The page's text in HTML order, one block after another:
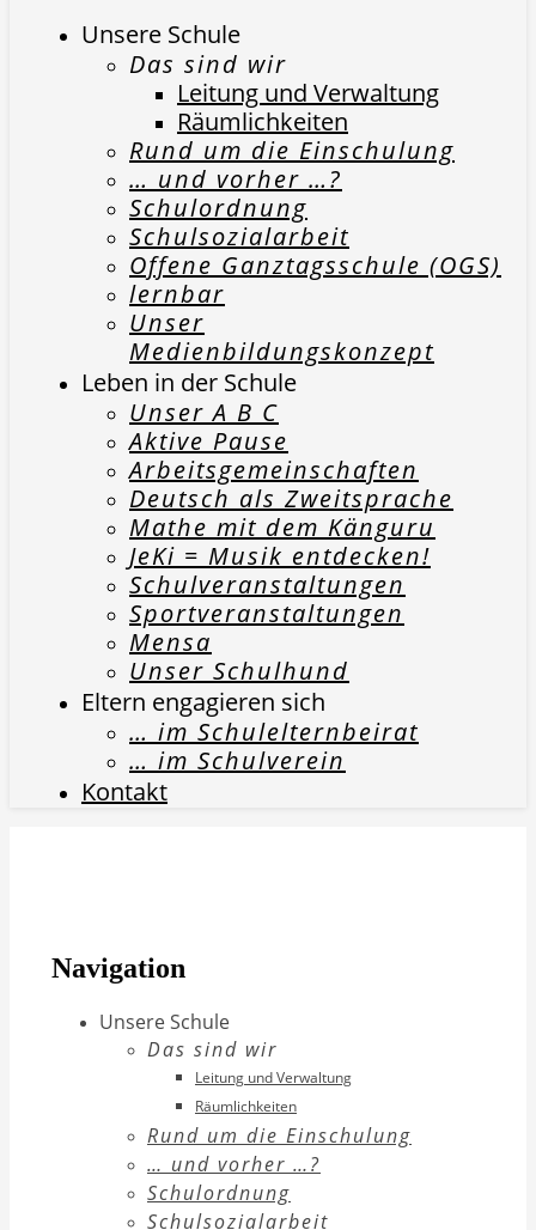
Unsere Schule
Das sind wir
Leitung und Verwaltung
Räumlichkeiten
Rund um die Einschulung
… und vorher …?
Schulordnung
Schulsozialarbeit
Offene Ganztagsschule (OGS)
lernbar
Unser
Medienbildungskonzept
Leben in der Schule
Unser A B C
Aktive Pause
Arbeitsgemeinschaften
Deutsch als Zweitsprache
Mathe mit dem Känguru
JeKi = Musik entdecken!
Schulveranstaltungen
Sportveranstaltungen
Mensa
Unser Schulhund
Eltern engagieren sich
… im Schulelternbeirat
… im Schulverein
Kontakt
Navigation
Unsere Schule
Das sind wir
Leitung und Verwaltung
Räumlichkeiten
Rund um die Einschulung
… und vorher …?
Schulordnung
Schulsozialarbeit